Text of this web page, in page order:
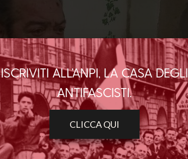
ISCRIVITI ALL’ANPI, LA CASA DEGLI
ANTIFASCISTI.
CLICCA QUI